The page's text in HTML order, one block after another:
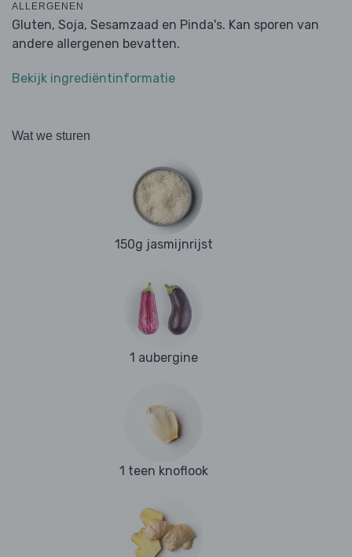
ALLERGENEN
Gluten, Soja, Sesamzaad en Pinda's. Kan sporen van
andere allergenen bevatten.
Bekijk ingrediëntinformatie
Wat we sturen
150g jasmijnrijst
1 aubergine
1 teen knoflook